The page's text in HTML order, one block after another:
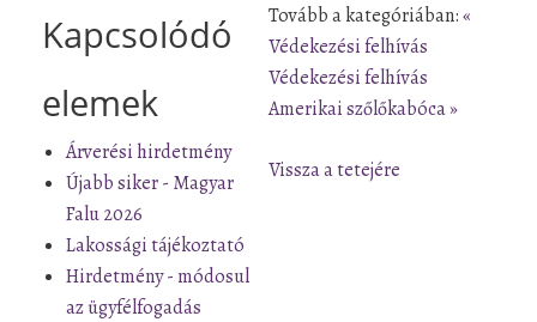
Kapcsolódó
elemek
Árverési hirdetmény
Újabb siker - Magyar
Falu 2026
Lakossági tájékoztató
Hirdetmény - módosul
az ügyfélfogadás
Tovább a kategóriában:«
Védekezési felhívás
Védekezési felhívás
Amerikai szőlőkabóca »
Vissza a tetejére